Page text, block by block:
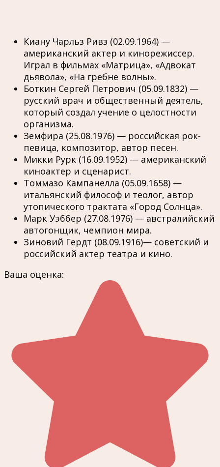
Киану Чарльз Ривз (02.09.1964) —
американский актер и кинорежиссер.
Играл в фильмах «Матрица», «Адвокат
дьявола», «На гребне волны».
Боткин Сергей Петрович (05.09.1832) —
русский врач и общественный деятель,
который создал учение о целостности
организма.
Земфира (25.08.1976) — российская рок-
певица, композитор, автор песен.
Микки Рурк (16.09.1952) — американский
киноактер и сценарист.
Томмазо Кампанелла (05.09.1658) —
итальянский философ и теолог, автор
утопического трактата «Город Солнца».
Марк Уэббер (27.08.1976) — австралийский
автогонщик, чемпион мира.
Зиновий Гердт (08.09.1916)— советский и
российский актер театра и кино.
Ваша оценка: